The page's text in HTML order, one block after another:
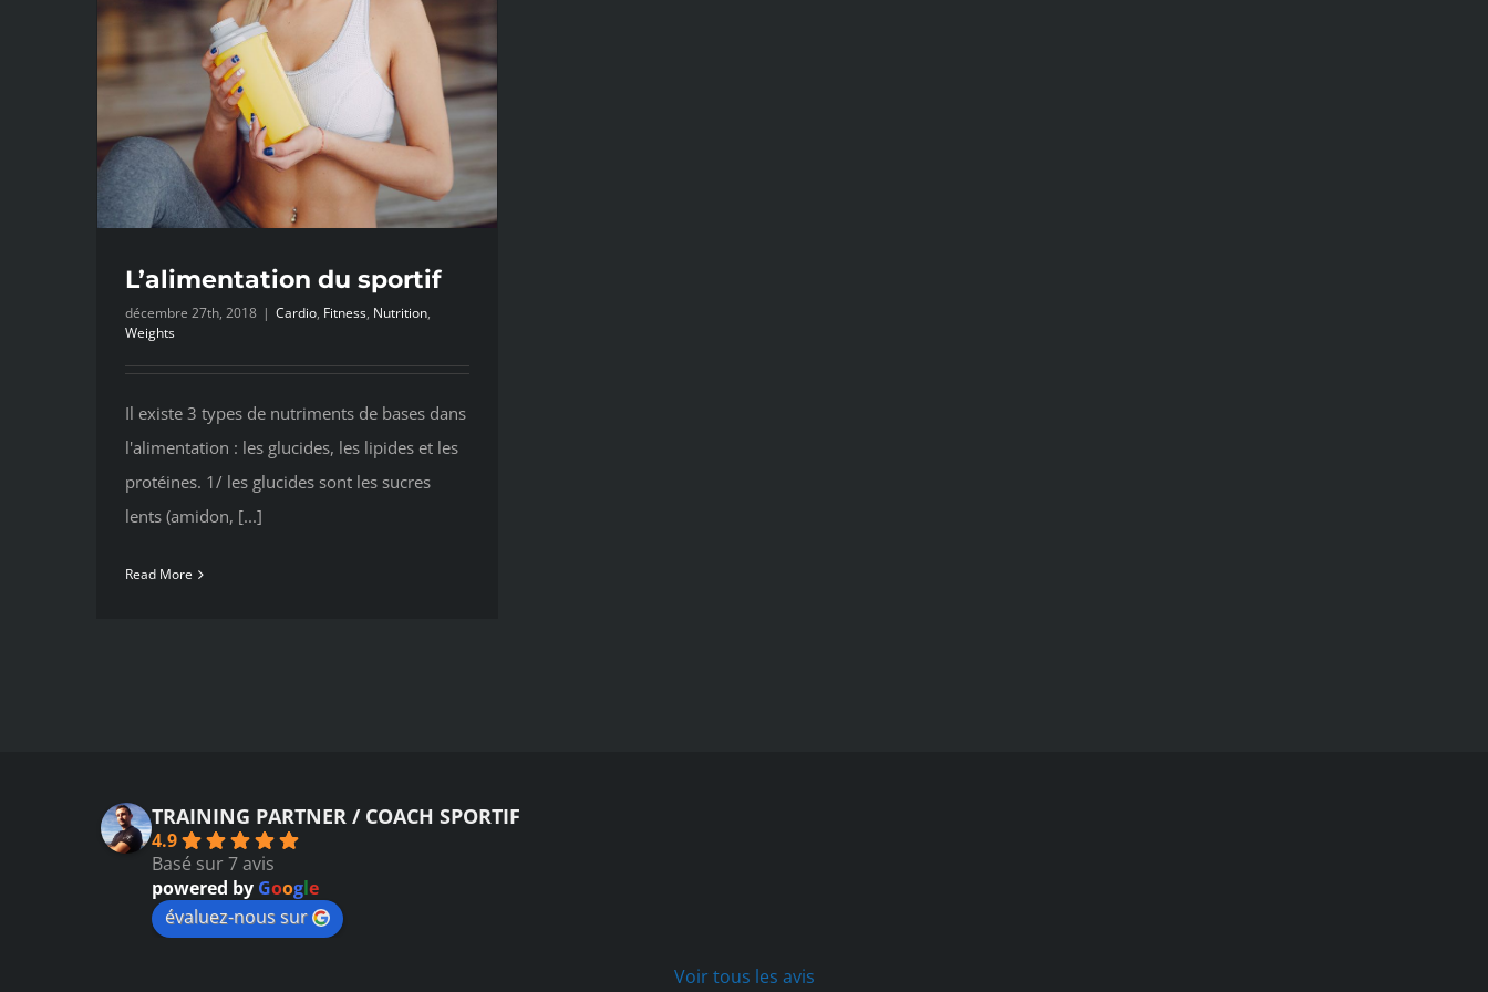
L’alimentation du sportif
décembre 27th, 2018 | Cardio, Fitness, Nutrition,
Weights
Il existe 3 types de nutriments de bases dans
l'alimentation : les glucides, les lipides et les
protéines. 1/ les glucides sont les sucres
lents (amidon, [...]
Read More
TRAINING PARTNER / COACH SPORTIF
4.9
Basé sur 7 avis
powered by Google
évaluez-nous sur
Voir tous les avis